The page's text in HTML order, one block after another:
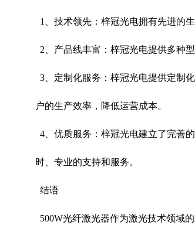
1 、技术领先：梓冠光电拥有先进的
2 、产品线丰富：梓冠光电提供多种
3、定制化服务：梓冠光电提供定制
户的生产效率，降低运营成本。
4、优质服务：梓冠光电建立了完善
时、专业的支持和服务。
结语
500W光纤激光器作为激光技术领域